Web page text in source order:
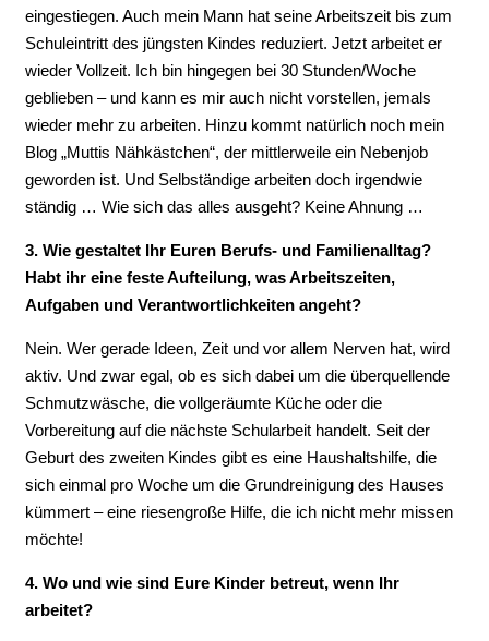
eingestiegen. Auch mein Mann hat seine Arbeitszeit bis zum
Schuleintritt des jüngsten Kindes reduziert. Jetzt arbeitet er
wieder Vollzeit. Ich bin hingegen bei 30 Stunden/Woche
geblieben – und kann es mir auch nicht vorstellen, jemals
wieder mehr zu arbeiten. Hinzu kommt natürlich noch mein
Blog „Muttis Nähkästchen“, der mittlerweile ein Nebenjob
geworden ist. Und Selbständige arbeiten doch irgendwie
ständig … Wie sich das alles ausgeht? Keine Ahnung …
3. Wie gestaltet Ihr Euren Berufs- und Familienalltag?
Habt ihr eine feste Aufteilung, was Arbeitszeiten,
Aufgaben und Verantwortlichkeiten angeht?
Nein. Wer gerade Ideen, Zeit und vor allem Nerven hat, wird
aktiv. Und zwar egal, ob es sich dabei um die überquellende
Schmutzwäsche, die vollgeräumte Küche oder die
Vorbereitung auf die nächste Schularbeit handelt. Seit der
Geburt des zweiten Kindes gibt es eine Haushaltshilfe, die
sich einmal pro Woche um die Grundreinigung des Hauses
kümmert – eine riesengroße Hilfe, die ich nicht mehr missen
möchte!
4. Wo und wie sind Eure Kinder betreut, wenn Ihr
arbeitet?